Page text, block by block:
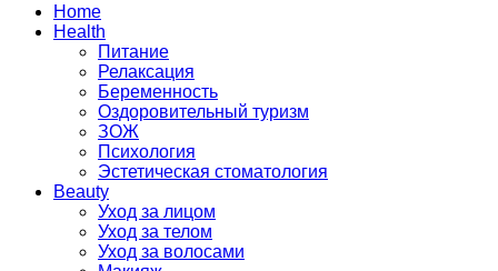
Home
Health
Питание
Релаксация
Беременность
Оздоровительный туризм
ЗОЖ
Психология
Эстетическая стоматология
Beauty
Уход за лицом
Уход за телом
Уход за волосами